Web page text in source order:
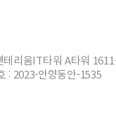
리움IT타워 A타워
: 2023-안양동안-1535